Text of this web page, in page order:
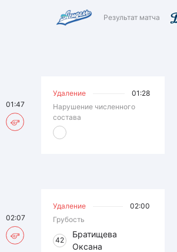
Результат матча
Удаление
01:28
Нарушение численного
состава
01:47
Удаление
02:00
Грубость
42
Братищева
Оксана
02:07